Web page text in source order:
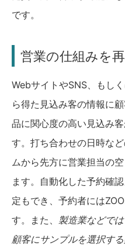
です。
営業の仕組みを
WebサイトやSNS、もし
ら得た見込み客の情報に
品に関心度の高い見込み
す。打ち合わせの日時な
ムから先方に営業担当の
ます。自動化した予約確
定もでき、予約者には
す。また、 製造業などで
顧客にサンプルを選択す